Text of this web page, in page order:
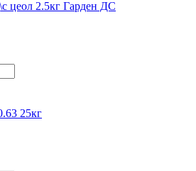
цеол 2.5кг Гарден ДС
25кг